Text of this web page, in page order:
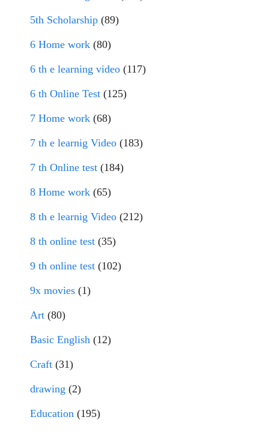
5th Scholarship (89)
6 Home work (80)
6 th e learning video (117)
6 th Online Test (125)
7 Home work (68)
7 th e learnig Video (183)
7 th Online test (184)
8 Home work (65)
8 th e learnig Video (212)
8 th online test (35)
9 th online test (102)
9x movies (1)
Art (80)
Basic English (12)
Craft (31)
drawing (2)
Education (195)